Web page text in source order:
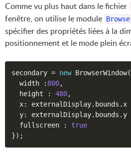
Comme vu plus haut dans le fichier
fenêtre, on utilise le module
spécifier des propriétés liées à la
positionnement et le mode plein
secondary = new BrowserWindow(
  width
: 800,
  height
: 480,
  x
: externalDisplay. bounds .x
  y
: externalDisplay. bounds .y
  fullscreen
:
true
}) ;